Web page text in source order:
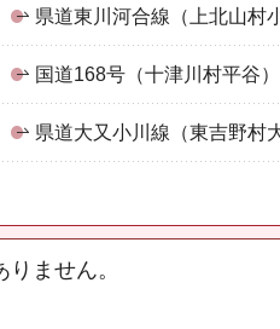
県道東川河合線（上北山村
国道168号（十津川村平谷
県道大又小川線（東吉野村
ません。